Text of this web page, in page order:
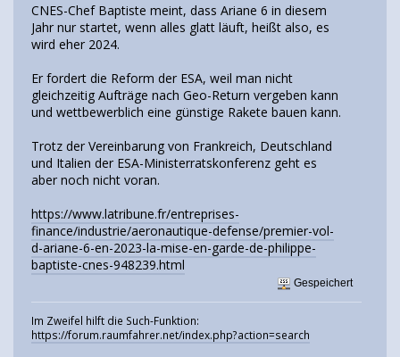
CNES-Chef Baptiste meint, dass Ariane 6 in diesem
Jahr nur startet, wenn alles glatt läuft, heißt also, es
wird eher 2024.
Er fordert die Reform der ESA, weil man nicht
gleichzeitig Aufträge nach Geo-Return vergeben kann
und wettbewerblich eine günstige Rakete bauen kann.
Trotz der Vereinbarung von Frankreich, Deutschland
und Italien der ESA-Ministerratskonferenz geht es
aber noch nicht voran.
https://www.latribune.fr/entreprises-
finance/industrie/aeronautique-defense/premier-vol-
d-ariane-6-en-2023-la-mise-en-garde-de-philippe-
baptiste-cnes-948239.html
Gespeichert
Im Zweifel hilft die Such-Funktion:
https://forum.raumfahrer.net/index.php?action=search